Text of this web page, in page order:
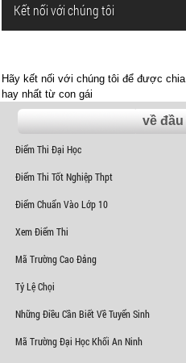
Kết nối với chúng tôi
Hãy kết nối với chúng tôi để được
hay nhất từ con gái
về
Điểm Thi Đại Học
Điểm Thi Tốt Nghiệp Thpt
Điểm Chuẩn Vào Lớp 10
Xem Điểm Thi
Mã Trường Cao Đẳng
Tỷ Lệ Chọi
Những Điều Cần Biết Về Tuyển Sinh
Mã Trường Đại Học Khối An Ninh